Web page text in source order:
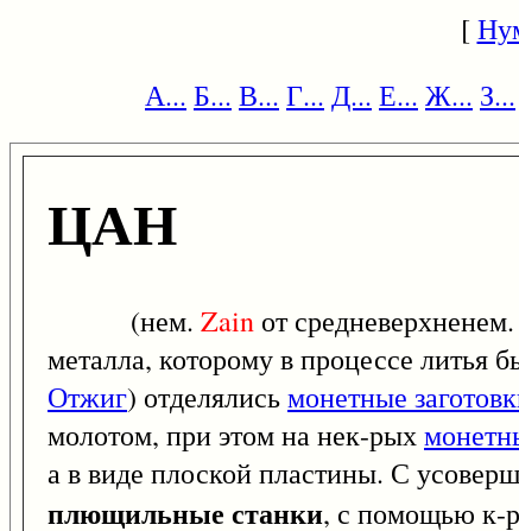
[
А... Б... В... Г... Д... Е... Ж... З...
ЦАН
(нем. Zain от средневерхненем.
металла, которому в процессе
Отжиг) отделялисьмонетные
молотом, при этом на нек-рых
а в виде плоской пластины. С
плющильные станки, с помощью к-